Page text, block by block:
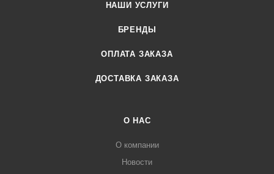
НАШИ УСЛУГИ
БРЕНДЫ
ОПЛАТА ЗАКАЗА
ДОСТАВКА ЗАКАЗА
О НАС
О компании
Новости